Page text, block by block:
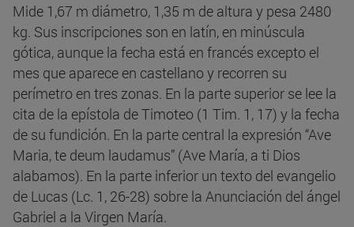
Mide 1,67 m diámetro, 1,35 m de altura y pesa 2480
kg. Sus inscripciones son en latín, en minúscula
gótica, aunque la fecha está en francés excepto el
mes que aparece en castellano y recorren su
perímetro en tres zonas. En la parte superior se lee la
cita de la epístola de Timoteo (1 Tim. 1, 17) y la fecha
de su fundición. En la parte central la expresión “Ave
Maria, te deum laudamus” (Ave María, a ti Dios
alabamos). En la parte inferior un texto del evangelio
de Lucas (Lc. 1, 26-28) sobre la Anunciación del ángel
Gabriel a la Virgen María.